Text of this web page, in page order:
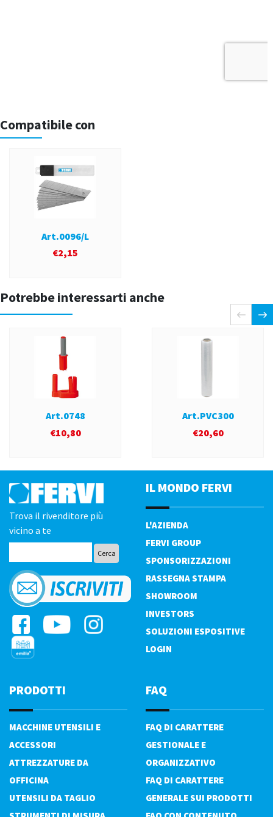
Compatibile con
Art.0096/L
€2,15
Potrebbe interessarti anche
Art.0748
€10,80
Art.PVC300
€20,60
Trova il rivenditore più
vicino a te
IL MONDO FERVI
L'AZIENDA
FERVI GROUP
SPONSORIZZAZIONI
RASSEGNA STAMPA
SHOWROOM
INVESTORS
SOLUZIONI ESPOSITIVE
LOGIN
PRODOTTI
MACCHINE UTENSILI E
ACCESSORI
ATTREZZATURE DA
OFFICINA
UTENSILI DA TAGLIO
FAQ
FAQ DI CARATTERE
GESTIONALE E
ORGANIZZATIVO
FAQ DI CARATTERE
GENERALE SUI PRODOTTI